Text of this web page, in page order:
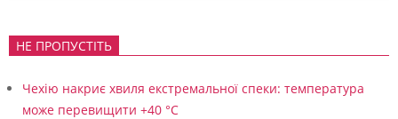
НЕ ПРОПУСТІТЬ
Чехію накриє хвиля екстремальної спеки: температура
може перевищити +40 °C